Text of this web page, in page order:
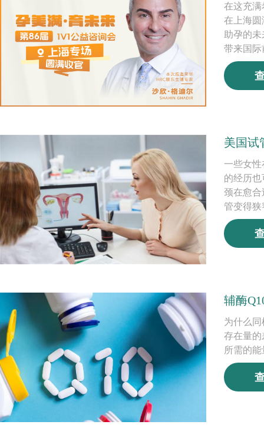
在这充满
在上海圆
助孕的
带来国际
美国
一些女
的经历
颈在愈合
管变得
辅酶
为什么
存在量的
所需的